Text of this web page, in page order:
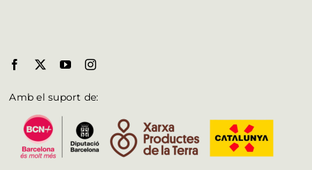
Amb el suport de: